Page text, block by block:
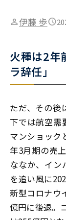
伊藤 歩
火種は2年
ラ辞任」
ただ、その後
下では航空需
マンショック
年3月期の売
ななか、イン
を追い風に
新型コロナウ
億円に後退。